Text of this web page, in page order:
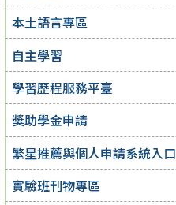
本土語言專區
自主學習
學習歷程服務平臺
獎助學金申請
繁星推薦與個人申請系統入口
實驗班刊物專區